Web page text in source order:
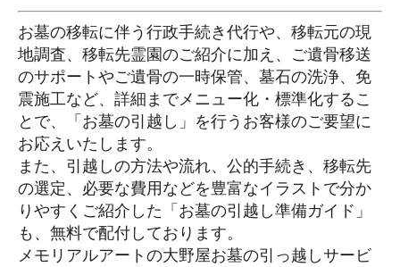
お墓の移転に伴う行政手続き代行や、移転元の現
地調査、移転先霊園のご紹介に加え、ご遺骨移送
のサポートやご遺骨の一時保管、墓石の洗浄、免
震施工など、詳細までメニュー化・標準化するこ
とで、「お墓の引越し」を行うお客様のご要望に
お応えいたします。
また、引越しの方法や流れ、公的手続き、移転先
の選定、必要な費用などを豊富なイラストで分か
りやすくご紹介した「お墓の引越し準備ガイド」
も、無料で配付しております。
メモリアルアートの大野屋お墓の引っ越しサービ